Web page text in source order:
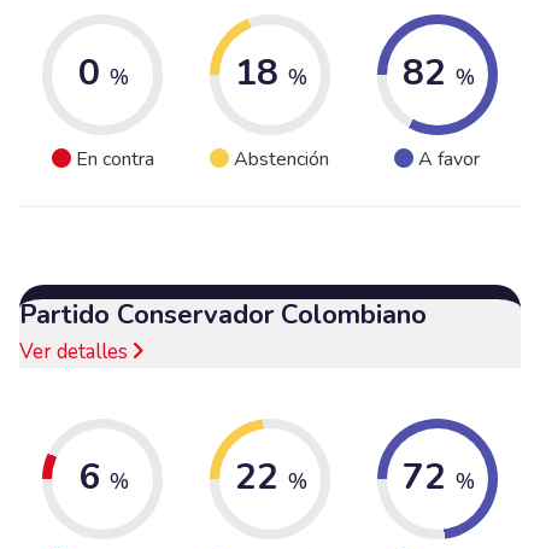
0 %
En contra
18 %
Abstención
82 %
A favor
Partido Conservador Colombiano
Ver detalles
6 % 22 % 72 %